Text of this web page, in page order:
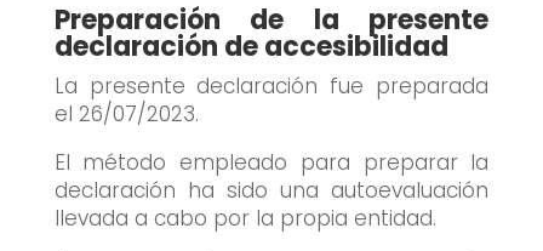
Preparación de la presente
declaración de accesibilidad
La presente declaración fue preparada
el 26/07/2023.
El método empleado para preparar la
declaración ha sido una autoevaluación
llevada a cabo por la propia entidad.